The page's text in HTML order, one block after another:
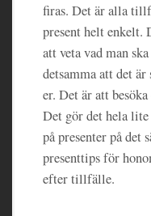
firas. Det är alla
present helt enkelt.
att veta vad man
detsamma att det
er. Det är att
Det gör det hela
på presenter på det
presenttips för
efter tillfälle.